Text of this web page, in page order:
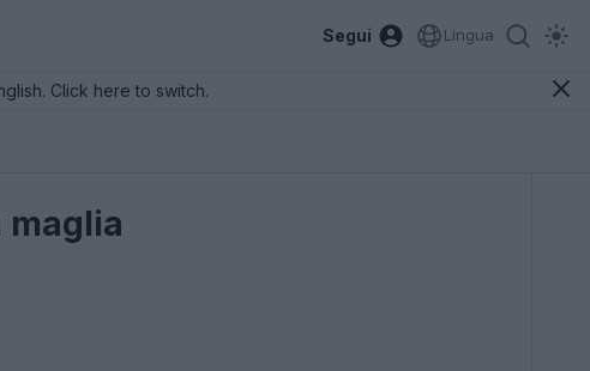
Segui Lingua
Click here to switch.
maglia